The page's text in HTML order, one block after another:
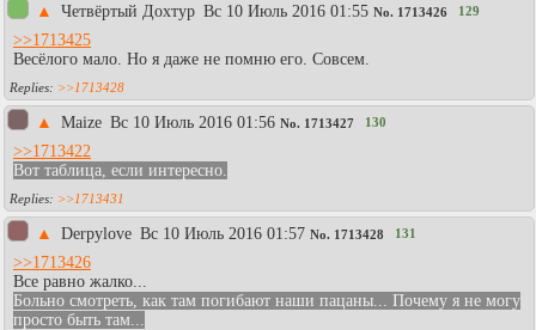
▲ Четвёртый Дохтур Вc 10 Июль 2016 01:55 No. 1713426 129
>>1713425
Весёлого мало. Но я даже не помню его. Совсем.
>>1713428
▲ Maize Вc 10 Июль 2016 01:56 No. 1713427 130
>>1713422
Вот таблица, если интересно.
>>1713431
▲ Derpylove Вc 10 Июль 2016 01:57 No. 1713428 131
>>1713426
Все равно жалко...
Больно смотреть, как там погибают наши пацаны... Почему я не могу
просто быть там...